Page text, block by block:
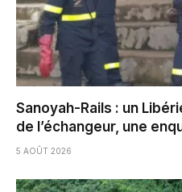
Sanoyah-Rails : un
de l’échangeur, une
5 AOÛT 2026